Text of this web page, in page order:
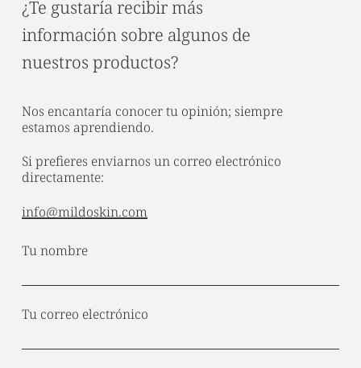
¿Te gustaría recibir más
información sobre algunos de
nuestros productos?
Nos encantaría conocer tu opinión; siempre
estamos aprendiendo.
Si prefieres enviarnos un correo electrónico
directamente:
info@mildoskin.com
Tu nombre
Tu correo electrónico